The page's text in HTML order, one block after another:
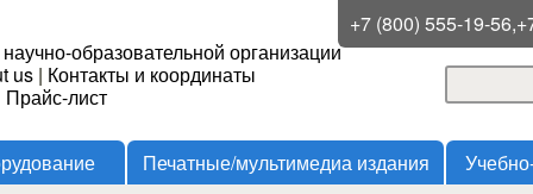
Перейти к основному
содержанию
+7 (800) 555-19-
образовательной организации
us | Контакты и координаты
Прайс-лист
Печатные/мультимедиа издания